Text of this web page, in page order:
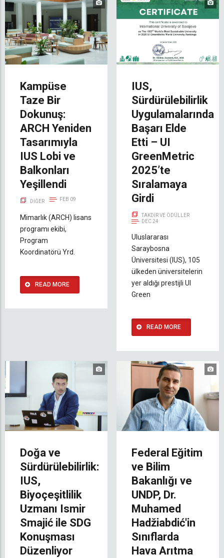
Kampüse
Taze Bir
Dokunuş:
ARCH Yeniden
Tasarımıyla
IUS Lobi ve
Balkonları
Yeşillendi
DIĞER FEB 09
Mimarlık (ARCH) lisans
programı ekibi,
Program
Koordinatörü Yrd.
READ MORE
IUS,
Sürdürülebilirlik
Uygulamalarında
Başarı Elde
Etti – UI
GreenMetric
2025’te
Sıralamaya
Girdi
TAKDIR VE ÖDÜLLER
DEC 24
Uluslararası
Saraybosna
Üniversitesi (IUS), 105
ülkeden üniversitelerin
yer aldığı prestijli UI
Green
READ MORE
Doğa ve
Sürdürülebilirlik:
IUS,
Biyoçeşitlilik
Uzmanı Ismir
Smajić ile SDG
Konuşması
Düzenliyor
Federal Eğitim
ve Bilim
Bakanlığı ve
UNDP, Dr.
Muhamed
Hadžiabdić'in
Sınıflarda
Hava Arıtma